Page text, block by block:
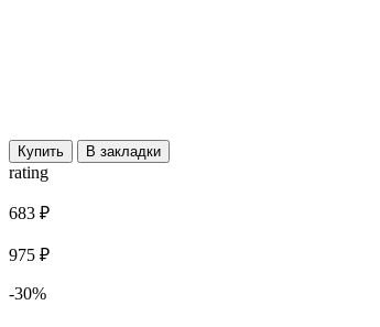
Купить В закладки
rating
683 ₽
975 ₽
-30%